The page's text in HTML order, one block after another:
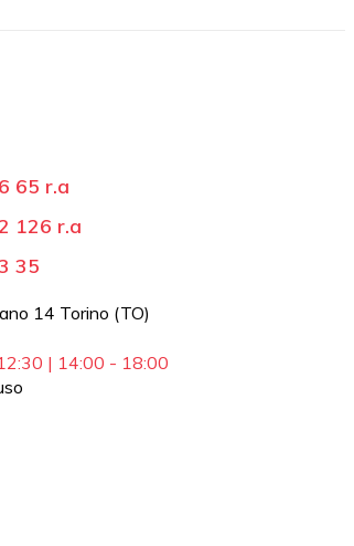
65 r.a
126 r.a
35
14 Torino (TO)
| 14:00 - 18:00